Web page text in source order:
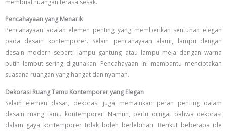
Pencahayaan yang Menarik
Pencahayaan adalah elemen penting yang memberikan sentuhan elegan
pada desain kontemporer. Selain pencahayaan alami, lampu dengan
desain modern seperti lampu gantung atau lampu meja dengan warna
putih lembut sering digunakan. Pencahayaan ini membantu menciptakan
suasana ruangan yang hangat dan nyaman.
Dekorasi Ruang Tamu Kontemporer yang Elegan
Selain elemen dasar, dekorasi juga memainkan peran penting dalam
desain ruang tamu kontemporer. Namun, perlu diingat bahwa dekorasi
dalam gaya kontemporer tidak boleh berlebihan. Berikut beberapa ide